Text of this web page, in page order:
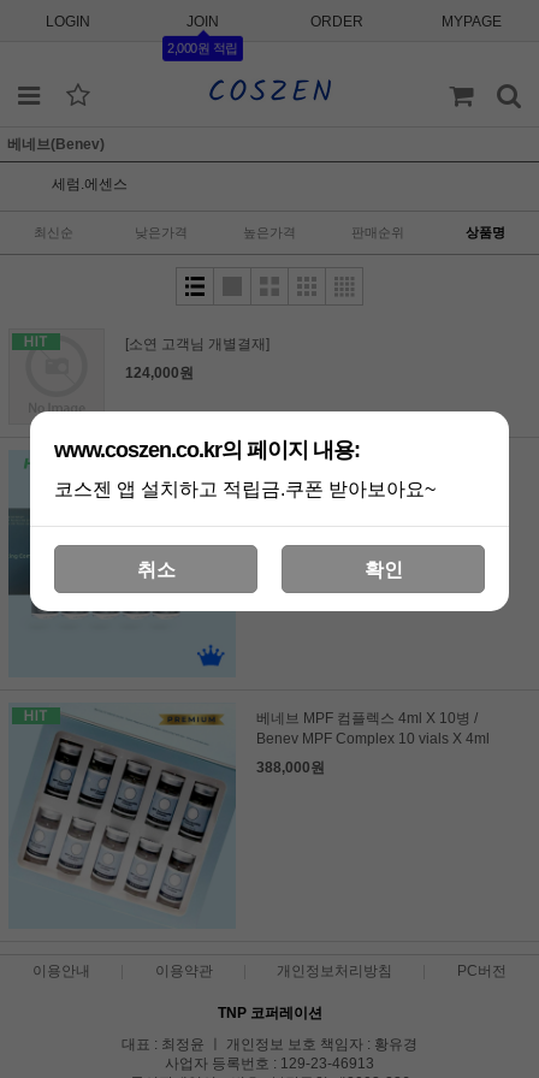
LOGIN JOIN
2,000원 적립
ORDER MYPAGE
베네브(Benev)
세럼.에센스
최신순 낮은가격 높은가격 판매순위 상품명
[소연 고객님 개별결재]
124,000원
베네브 GF 리쥬브네이팅 컴플렉스
8ml*5병 _아기피부 복귀 스킨부스터
베네브 MPF 컴플렉스 4ml X 10병 /
Benev MPF Complex 10 vials X 4ml
388,000원
이용안내 이용약관 개인정보처리방침 PC버전
TNP 코퍼레이션
대표 : 최정윤 ㅣ 개인정보 보호 책임자 : 황유경
사업자 등록번호 : 129-23-46913
www.coszen.co.kr의 페이지 내용:
코스젠 앱 설치하고 적립금.쿠폰 받아보아요~
취소 확인